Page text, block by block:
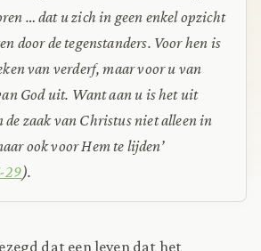
… dat u zich in geen enkel opzicht
door de tegenstanders. Voor hen is
van verderf, maar voor u van
God uit. Want aan u is het uit
de zaak van Christus niet alleen in
ook voor Hem te lijden’
29).
dat een leven dat het